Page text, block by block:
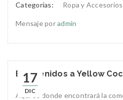
Categorías: Ropa y Accesorios
Mensaje poradmin
17
DIC
Bienvenidos a Yellow
Aquí es donde encontrará la